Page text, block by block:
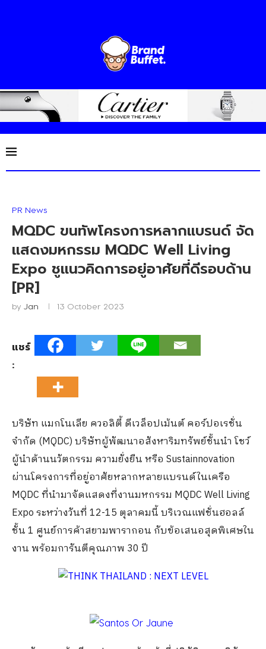
PR News
MQDC ขนทัพโครงการหลากแบรนด์ จัด
แสดงมหกรรม MQDC Well Living
Expo ชูแนวคิดการอยู่อาศัยที่ดีรอบด้าน
[PR]
by Jan 13 October 2023
แชร์
:
บริษัท แมกโนเลีย ควอลิตี้ ดีเวล็อปเม้นต์ คอร์ปอเรชั่น
จำกัด (MQDC) บริษัทผู้พัฒนาอสังหาริมทรัพย์ชั้นนำ โชว์
ผู้นำด้านนวัตกรรม ความยั่งยืน หรือ Sustainnovation
ผ่านโครงการที่อยู่อาศัยหลากหลายแบรนด์ในเครือ
MQDC ที่นำมาจัดแสดงที่งานมหกรรม MQDC Well Living
Expo ระหว่างวันที่ 12-15 ตุลาคมนี้ บริเวณแฟชั่นฮอลล์
ชั้น 1 ศูนย์การค้าสยามพารากอน กับข้อเสนอสุดพิเศษใน
งาน พร้อมการันตีคุณภาพ 30 ปี